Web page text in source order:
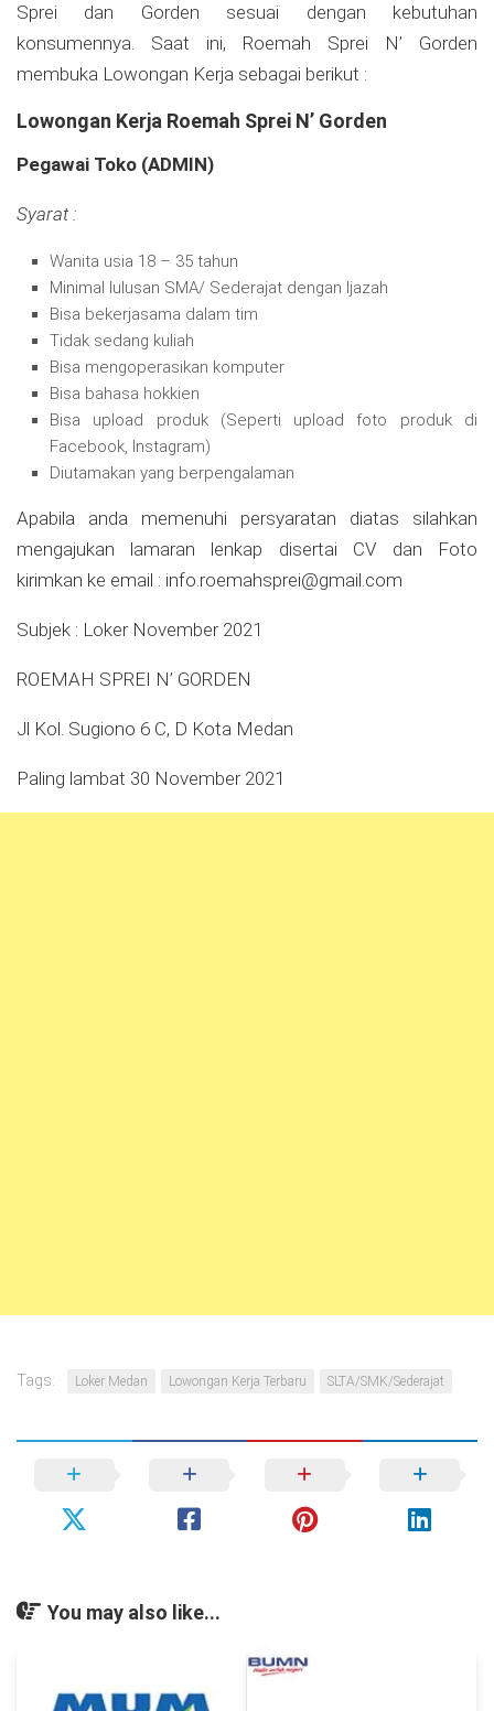
Sprei dan Gorden sesuai dengan kebutuhan
konsumennya. Saat ini, Roemah Sprei N’ Gorden
membuka Lowongan Kerja sebagai berikut :
Lowongan Kerja Roemah Sprei N’ Gorden
Pegawai Toko (ADMIN)
Syarat :
Wanita usia 18 – 35 tahun
Minimal lulusan SMA/ Sederajat dengan Ijazah
Bisa bekerjasama dalam tim
Tidak sedang kuliah
Bisa mengoperasikan komputer
Bisa bahasa hokkien
Bisa upload produk (Seperti upload foto produk di
Facebook, Instagram)
Diutamakan yang berpengalaman
Apabila anda memenuhi persyaratan diatas silahkan
mengajukan lamaran lenkap disertai CV dan Foto
kirimkan ke email : info.roemahsprei@gmail.com
Subjek : Loker November 2021
ROEMAH SPREI N’ GORDEN
Jl Kol. Sugiono 6 C, D Kota Medan
Paling lambat 30 November 2021
Tags: Loker Medan Lowongan Kerja Terbaru SLTA/SMK/Sederajat
You may also like...